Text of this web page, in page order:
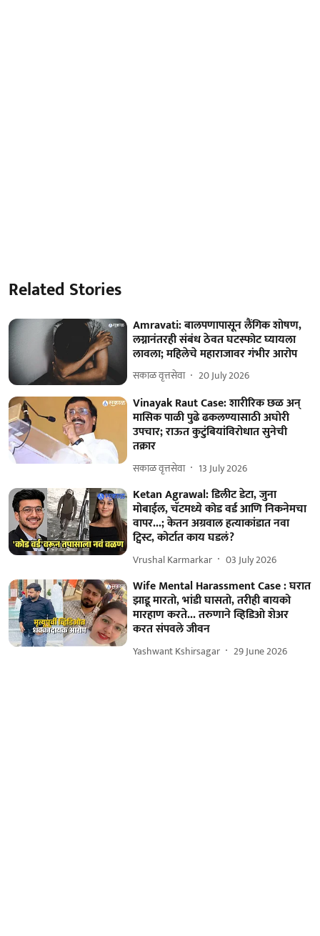
Related Stories
Amravati: बालपणापासून लैंगिक शोषण,
लग्नानंतरही संबंध ठेवत घटस्फोट घ्यायला
लावला; महिलेचे महाराजावर गंभीर आरोप
सकाळ वृत्तसेवा 20 July 2026
Vinayak Raut Case: शारीरिक छळ अन्
मासिक पाळी पुढे ढकलण्यासाठी अघोरी
उपचार; राऊत कुटुंबियांविरोधात सुनेची
तक्रार
सकाळ वृत्तसेवा 13 July 2026
Ketan Agrawal: डिलीट डेटा, जुना
मोबाईल, चॅटमध्ये कोड वर्ड आणि निकनेमचा
वापर...; केतन अग्रवाल हत्याकांडात नवा
ट्विस्ट, कोर्टात काय घडलं?
Vrushal Karmarkar 03 July 2026
Wife Mental Harassment Case : घरात
झाडू मारतो, भांडी घासतो, तरीही बायको
मारहाण करते... तरुणाने व्हिडिओ शेअर
करत संपवले जीवन
Yashwant Kshirsagar 29 June 2026